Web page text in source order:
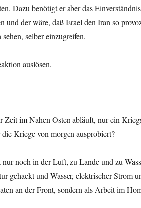
Dazu benötigt er aber das
und der wäre, daß Israel den Iran so
selber einzugreifen.
auslösen.
Zeit im Nahen Osten abläuft, nur ein
Kriege von morgen ausprobiert?
noch in der Luft, zu Lande und zu
gehackt und Wasser, elektrischer Strom
an der Front, sondern als Arbeit im